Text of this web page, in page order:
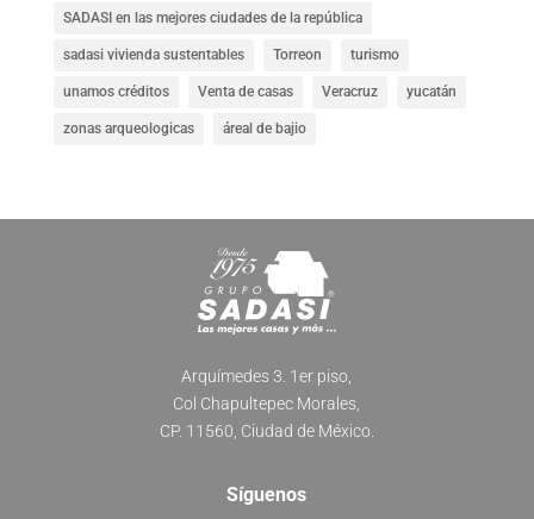
SADASI en las mejores ciudades de la república
sadasi vivienda sustentables Torreon turismo
unamos créditos Venta de casas Veracruz yucatán
zonas arqueologicas áreal de bajio
Arquímedes 3. 1er piso,
Col Chapultepec Morales,
CP. 11560, Ciudad de México.
Síguenos